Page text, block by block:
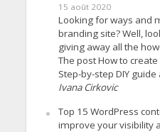
15 août 2020
Looking for ways and
branding site? Well,
giving away all the
The post How to
Step-by-step DIY
Ivana Cirkovic
Top 15 WordPress
improve your visibility